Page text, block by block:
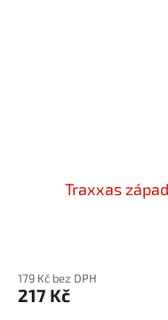
Traxxas
179 Kč bez DPH
217 Kč